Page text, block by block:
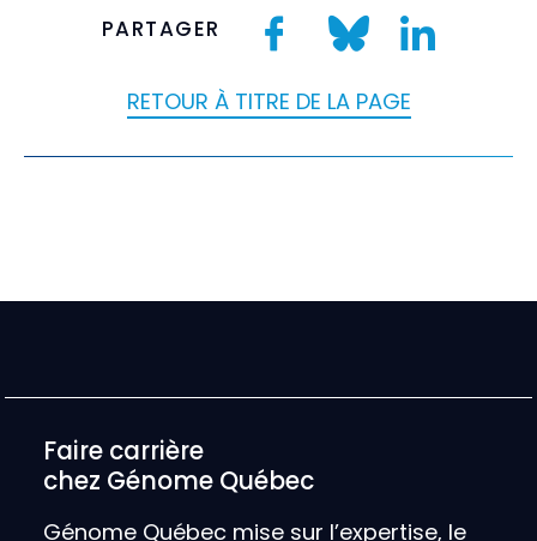
PARTAGER
RETOUR À TITRE DE LA PAGE
Faire carrière
chez Génome Québec
Génome Québec mise sur l’expertise, le